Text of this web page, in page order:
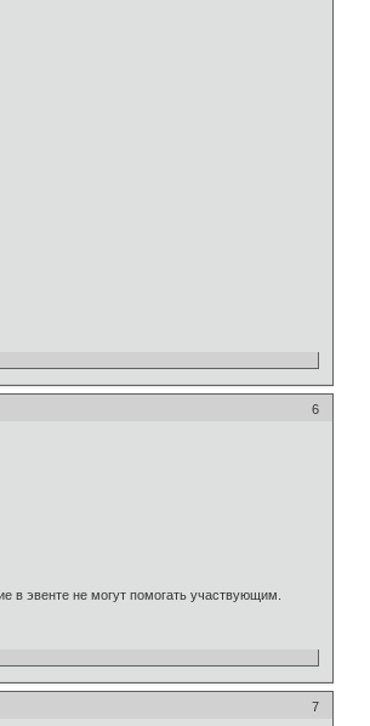
6
в эвенте не могут помогать участвующим.
7